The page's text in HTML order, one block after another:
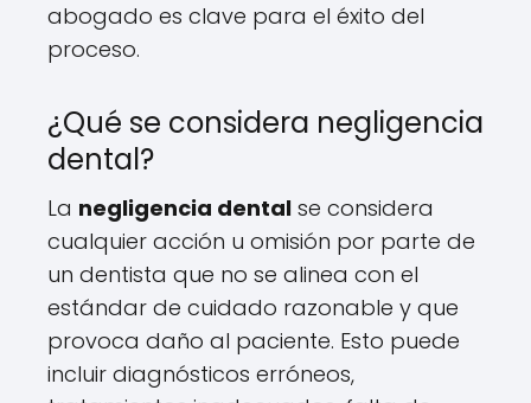
abogado es clave para el éxito del
proceso.
¿Qué se considera negligencia
dental?
La negligencia dental se considera
cualquier acción u omisión por parte de
un dentista que no se alinea con el
estándar de cuidado razonable y que
provoca daño al paciente. Esto puede
incluir diagnósticos erróneos,